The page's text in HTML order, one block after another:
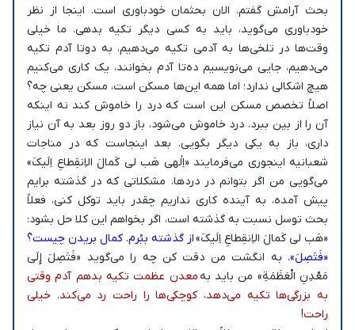
بحث آرامش گفتم. الان بحثمان خودباوری است. اینجا از نظر
خودباوری می‌گوید، باید به کسی دیگر تکیه بدهی. ما خیلی
وقت‌ها در تلخی‌ها به آدمی تکیه می‌دهیم، به دوتا آدم تکیه
می‌دهیم، جایی می‌نویسیم ده‌تا آدم بخوانند، یک کاری می‌کنیم
هیچ اشکالی ندارد؛ اما همه این‌ها مسکن است، مسکن یعنی چه؟
اصلاً تخصص مسکن این است که درد را خاموش ‌کند نه اینکه
آن را از بین ببرد. درد خاموش می‌شود، باز دو روز بعد به آن نیاز
داری، باز به یکی دیگر بگویی. بعد اینجاست که در مناجات
شعبانیه اینجوری می‌فرمایند «اِلٰهى‌ هَب لى‌ کَمالَ الاِنقِطاعِ اِلَیکَ»
می‌گویی من اگر بتوانم در درد‌ها، مشکلاتی که در گذشته برایم
پیش آمده، به آینده کاری نداریم چقدر باید توکل کنی، فعلاً
بحث توسل نسبت به گذشته است، اگر بخواهم این کلا حل بشود:
«هَب لى‌ کَمالَ الاِنقِطاعِ اِلَیکَ»از گذشته ببُرم. کمال بریدن چیست؟
«فَتَصِلَ». به انگشت من دقت کن چه را می‌گوید «فَتَصِلَ إِلَى
مَعْدِنِ الْعَظَمَةِ» من باید بهمعدن عظمت تکیه بدهم آدم وقتی
به بزرگی‌ها تکیه می‌دهد، کوچکی‌ها را راحت رد می‌کند. خیلی
راحت!